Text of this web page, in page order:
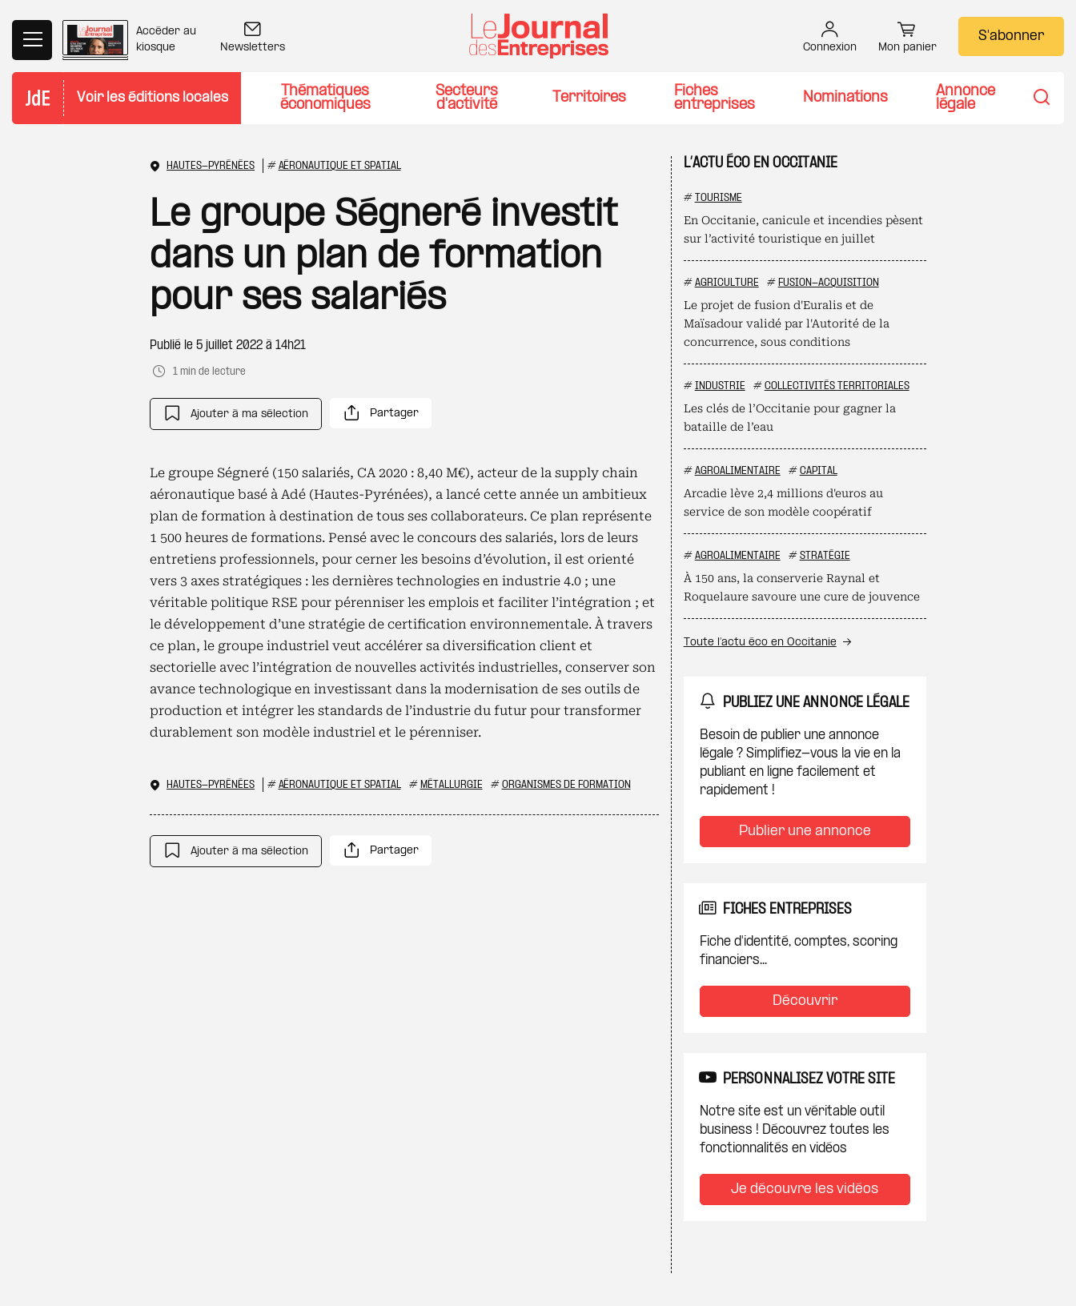
Accéder au
kiosque
Newsletters Connexion Mon panier
S'abonner
Voir les éditions locales
Thématiques
économiques
Secteurs
d'activité
Territoires
Fiches
entreprises
Nominations
Annonce
légale
HAUTES-PYRÉNÉES # AÉRONAUTIQUE ET SPATIAL
Le groupe Ségneré investit
dans un plan de formation
pour ses salariés
Publié le 5 juillet 2022 à 14h21
1 min de lecture
Ajouter à ma sélection Partager
Le groupe Ségneré (150 salariés, CA 2020 : 8,40 M€), acteur de la supply chain
aéronautique basé à Adé (Hautes-Pyrénées), a lancé cette année un ambitieux
plan de formation à destination de tous ses collaborateurs. Ce plan représente
1 500 heures de formations. Pensé avec le concours des salariés, lors de leurs
entretiens professionnels, pour cerner les besoins d’évolution, il est orienté
vers 3 axes stratégiques : les dernières technologies en industrie 4.0 ; une
véritable politique RSE pour pérenniser les emplois et faciliter l’intégration ; et
le développement d’une stratégie de certification environnementale. À travers
ce plan, le groupe industriel veut accélérer sa diversification client et
sectorielle avec l’intégration de nouvelles activités industrielles, conserver son
avance technologique en investissant dans la modernisation de ses outils de
production et intégrer les standards de l’industrie du futur pour transformer
durablement son modèle industriel et le pérenniser.
HAUTES-PYRÉNÉES # AÉRONAUTIQUE ET SPATIAL # MÉTALLURGIE # ORGANISMES DE FORMATION
Ajouter à ma sélection Partager
L’ACTU ÉCO EN OCCITANIE
# TOURISME
En Occitanie, canicule et incendies pèsent
sur l’activité touristique en juillet
# AGRICULTURE # FUSION-ACQUISITION
Le projet de fusion d'Euralis et de
Maïsadour validé par l'Autorité de la
concurrence, sous conditions
# INDUSTRIE # COLLECTIVITÉS TERRITORIALES
Les clés de l’Occitanie pour gagner la
bataille de l’eau
# AGROALIMENTAIRE # CAPITAL
Arcadie lève 2,4 millions d'euros au
service de son modèle coopératif
# AGROALIMENTAIRE # STRATÉGIE
À 150 ans, la conserverie Raynal et
Roquelaure savoure une cure de jouvence
Toute l’actu éco en Occitanie
PUBLIEZ UNE ANNONCE LÉGALE
Besoin de publier une annonce
légale ? Simplifiez-vous la vie en la
publiant en ligne facilement et
rapidement !
Publier une annonce
FICHES ENTREPRISES
Fiche d'identité, comptes, scoring
financiers...
Découvrir
PERSONNALISEZ VOTRE SITE
Notre site est un véritable outil
business ! Découvrez toutes les
fonctionnalités en vidéos
Je découvre les vidéos